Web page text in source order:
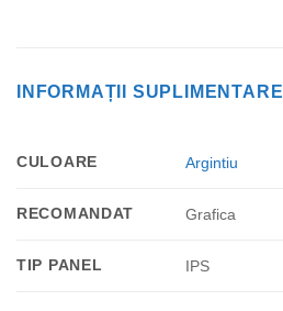
INFORMAȚII SUPLIMENTARE
CULOARE Argintiu
RECOMANDAT Grafica
TIP PANEL IPS